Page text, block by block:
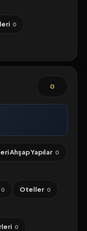
0
0
Ahşap Yapılar 0
0 Oteller 0
0